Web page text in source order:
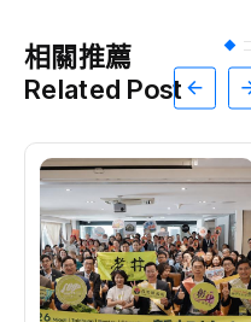
相關推薦
Related Post